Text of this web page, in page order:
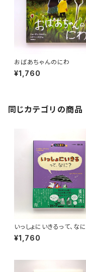
おばあちゃんのにわ
¥1,760
同じカテゴリの商品
いっしょにいきるって、な
版]（こども哲学）
¥1,760